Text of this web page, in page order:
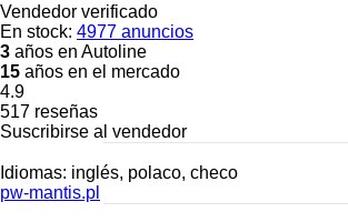
Vendedor verificado
En stock: 4977 anuncios
3 años en Autoline
15 años en el mercado
4.9
517 reseñas
Suscribirse al vendedor
Idiomas: inglés, polaco, checo
pw-mantis.pl